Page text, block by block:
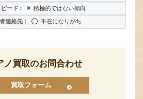
× 積極的ではない傾向
〇 不在になりがち
ノ買取のお問合わせ
買取フォーム